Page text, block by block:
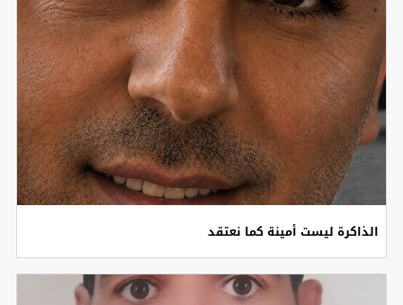
الذاكرة ليست أمينة كما نعتقد